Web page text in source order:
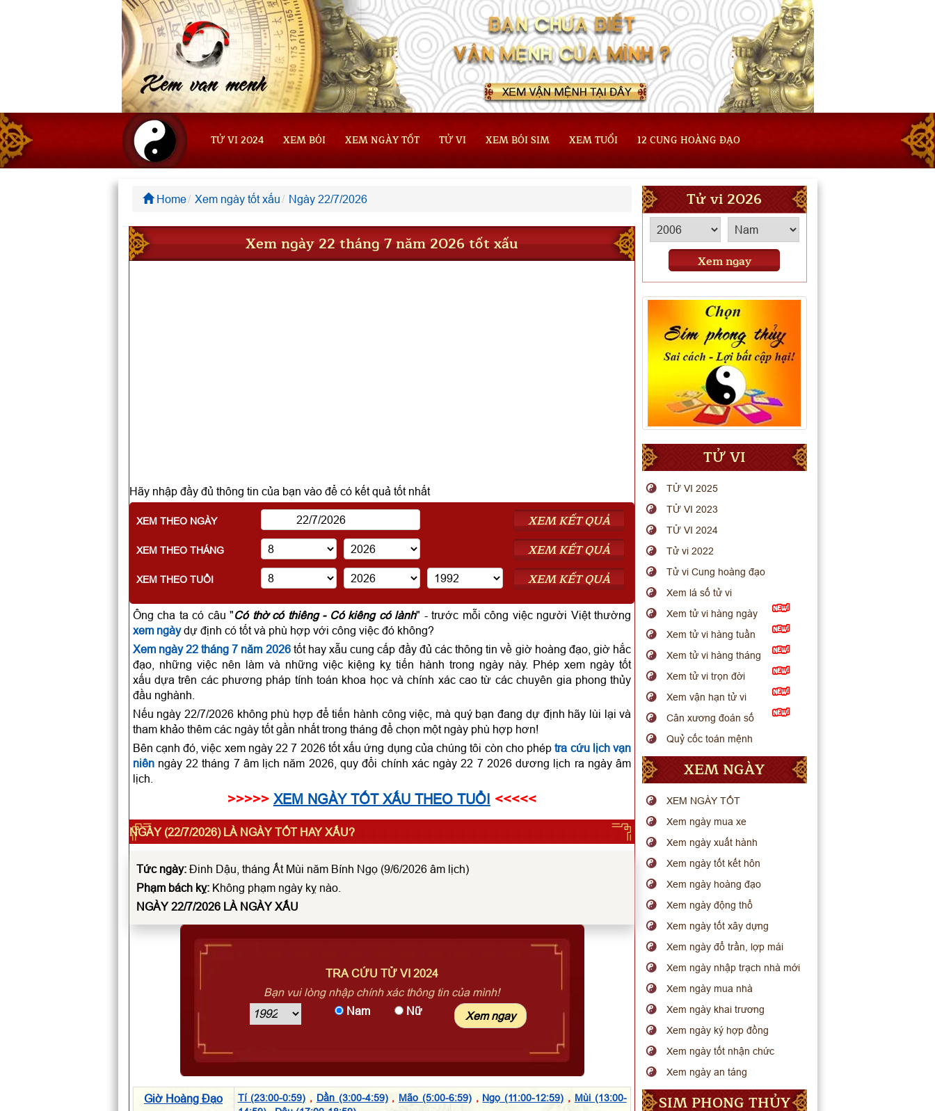
TỬ VI 2024 XEM BÓI XEM NGÀY TỐT TỬ VI XEM BÓI SIM XEM TUỔI 12 CUNG HOÀNG ĐẠO
Home Xem ngày tốt xấu Ngày 22/7/2026
Xem ngày 22 tháng 7 năm 2026 tốt xấu
Hãy nhập đầy đủ thông tin của bạn vào để có kết quả tốt nhất
XEM THEO NGÀY XEM KẾT QUẢ
XEM THEO THÁNG XEM KẾT QUẢ
XEM THEO TUỔI XEM KẾT QUẢ
Ông cha ta có câu "Có thờ có thiêng - Có kiêng có lành" - trước mỗi công việc người Việt thường
xem ngàydự định có tốt và phù hợp với công việc đó không?
Xem ngày 22 tháng 7 năm 2026tốt hay xẫu cung cấp đầy đủ các thông tin về giờ hoàng đạo, giờ hắc
đạo, những việc nên làm và những việc kiệng kỵ tiến hành trong ngày này. Phép xem ngày tốt
xấu dựa trên các phương pháp tính toán khoa học và chính xác cao từ các chuyên gia phong thủy
đầu nghành.
Nếu ngày 22/7/2026 không phù hợp để tiến hành công việc, mà quý bạn đang dự định hãy lùi lại và
tham khảo thêm các ngày tốt gần nhất trong tháng để chọn một ngày phù hợp hơn!
Bên cạnh đó, việc xem ngày 22 7 2026 tốt xấu ứng dụng của chúng tôi còn cho phéptra cứu lịch vạn
niênngày 22 tháng 7 âm lịch năm 2026, quy đổi chính xác ngày 22 7 2026 dương lịch ra ngày âm
lịch.
>>>>> XEM NGÀY TỐT XẤU THEO TUỔI <<<<<
NGÀY (22/7/2026) LÀ NGÀY TỐT HAY XẤU?
Tức ngày:Đinh Dậu, tháng Ất Mùi năm Bính Ngọ (9/6/2026 âm lịch)
Phạm bách kỵ:Không phạm ngày kỵ nào.
NGÀY 22/7/2026 LÀ NGÀY XẤU
TRA CỨU TỬ VI 2024
Bạn vui lòng nhập chính xác thông tin của mình!
Nam
Nữ
Giờ Hoàng Đạo Tí (23:00-0:59) , Dần (3:00-4:59), Mão (5:00-6:59), Ngọ (11:00-12:59) , Mùi (13:00-
Tử vi 2026
Xem ngay
TỬ VI
TỬ VI 2025
TỬ VI 2023
TỬ VI 2024
Tử vi 2022
Tử vi Cung hoàng đạo
Xem lá số tử vi
Xem tử vi hàng ngày
Xem tử vi hàng tuần
Xem tử vi hàng tháng
Xem tử vi trọn đời
Xem vận hạn tử vi
Cân xương đoán số
Quỷ cốc toán mệnh
XEM NGÀY
XEM NGÀY TỐT
Xem ngày mua xe
Xem ngày xuất hành
Xem ngày tốt kết hôn
Xem ngày hoàng đạo
Xem ngày động thổ
Xem ngày tốt xây dựng
Xem ngày đổ trần, lợp mái
Xem ngày nhập trạch nhà mới
Xem ngày mua nhà
Xem ngày khai trương
Xem ngày ký hợp đồng
Xem ngày tốt nhận chức
Xem ngày an táng
SIM PHONG THỦY